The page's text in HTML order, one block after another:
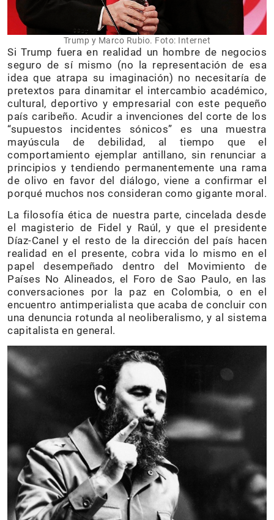
Trump y Marco Rubio. Foto: Internet
Si Trump fuera en realidad un hombre de negocios
seguro de sí mismo (no la representación de esa
idea que atrapa su imaginación) no necesitaría de
pretextos para dinamitar el intercambio académico,
cultural, deportivo y empresarial con este pequeño
país caribeño. Acudir a invenciones del corte de los
“supuestos incidentes sónicos” es una muestra
mayúscula de debilidad, al tiempo que el
comportamiento ejemplar antillano, sin renunciar a
principios y tendiendo permanentemente una rama
de olivo en favor del diálogo, viene a confirmar el
porqué muchos nos consideran como gigante moral.
La filosofía ética de nuestra parte, cincelada desde
el magisterio de Fidel y Raúl, y que el presidente
Díaz-Canel y el resto de la dirección del país hacen
realidad en el presente, cobra vida lo mismo en el
papel desempeñado dentro del Movimiento de
Países No Alineados, el Foro de Sao Paulo, en las
conversaciones por la paz en Colombia, o en el
encuentro antimperialista que acaba de concluir con
una denuncia rotunda al neoliberalismo, y al sistema
capitalista en general.